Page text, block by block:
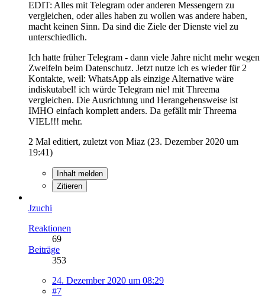
EDIT: Alles mit Telegram oder anderen Messengern zu
vergleichen, oder alles haben zu wollen was andere haben,
macht keinen Sinn. Da sind die Ziele der Dienste viel zu
unterschiedlich.
Ich hatte früher Telegram - dann viele Jahre nicht mehr wegen
Zweifeln beim Datenschutz. Jetzt nutze ich es wieder für 2
Kontakte, weil: WhatsApp als einzige Alternative wäre
indiskutabel! ich würde Telegram nie! mit Threema
vergleichen. Die Ausrichtung und Herangehensweise ist
IMHO einfach komplett anders. Da gefällt mir Threema
VIEL!!! mehr.
2 Mal editiert, zuletzt von Miaz (23. Dezember 2020 um
19:41)
Inhalt melden
Zitieren
Jzuchi
Reaktionen
69
Beiträge
353
24. Dezember 2020 um 08:29
#7